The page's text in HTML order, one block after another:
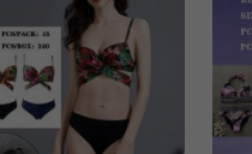
reklamowo - promocyjne
newslettera
akceptację na
Sklepie. Materiały te dotyczą
pytania, wnioski i